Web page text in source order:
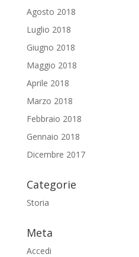
Agosto 2018
Luglio 2018
Giugno 2018
Maggio 2018
Aprile 2018
Marzo 2018
Febbraio 2018
Gennaio 2018
Dicembre 2017
Categorie
Storia
Meta
Accedi